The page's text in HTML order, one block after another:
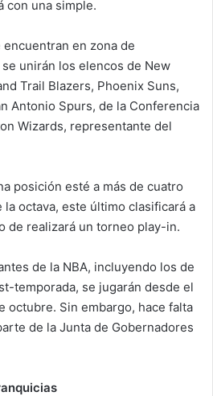
con una simple.
en zona de
unirán los elencos de New
Trail Blazers, Phoenix Suns,
Antonio Spurs, de la Conferencia
Wizards, representante del
posición esté a más de cuatro
octava, este último clasificará a
de realizará un torneo play-in.
de la NBA, incluyendo los de
temporada, se jugarán desde el
octubre. Sin embargo, hace falta
de la Junta de Gobernadores